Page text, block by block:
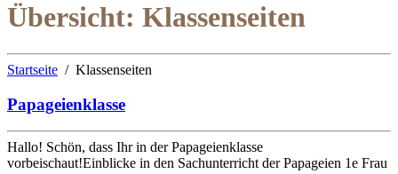
Übersicht: Klassenseiten
Startseite Klassenseiten
Papageienklasse
Hallo! Schön, dass Ihr in der Papageienklasse
vorbeischaut!Einblicke in den Sachunterricht der Papageien 1e Frau